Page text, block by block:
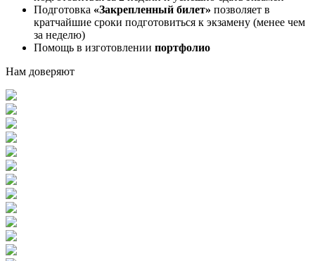
Подготовка «Закрепленный билет» позволяет в
кратчайшие сроки подготовиться к экзамену (менее чем
за неделю)
Помощь в изготовлении портфолио
Нам доверяют